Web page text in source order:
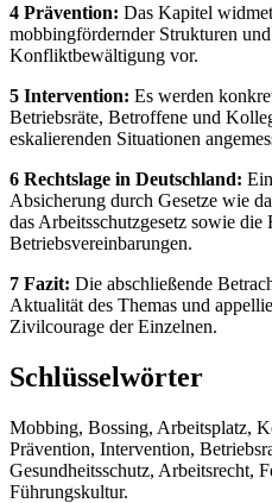
4 Prävention: Das Kapitel
mobbingfördernder Strukturen
Konfliktbewältigung vor.
5 Intervention: Es werden
Betriebsräte, Betroffene und
eskalierenden Situationen
6 Rechtslage in Deutschland:
Absicherung durch Gesetze wie
das Arbeitsschutzgesetz sowie die
Betriebsvereinbarungen.
7 Fazit: Die abschließende
Aktualität des Themas und
Zivilcourage der Einzelnen.
Schlüsselwörter
Mobbing, Bossing, Arbeitsplatz,
Prävention, Intervention,
Gesundheitsschutz, Arbeitsrecht,
Führungskultur.